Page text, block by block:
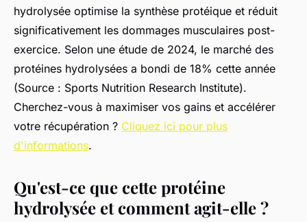
hydrolysée optimise la synthèse protéique et réduit
significativement les dommages musculaires post-
exercice. Selon une étude de 2024, le marché des
protéines hydrolysées a bondi de 18% cette année
(Source : Sports Nutrition Research Institute).
Cherchez-vous à maximiser vos gains et accélérer
votre récupération ? Cliquez ici pour plus
d'informations.
Qu'est-ce que cette protéine
hydrolysée et comment agit-elle ?